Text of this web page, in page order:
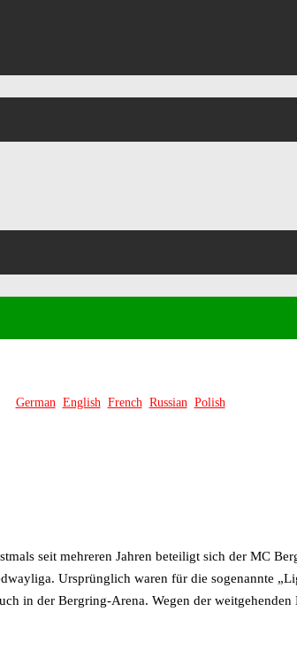
German English French Russian Polish
seit mehreren Jahren beteiligt sich der MC
Ursprünglich waren für die sogenannte
in der Bergring-Arena. Wegen der weitgehenden